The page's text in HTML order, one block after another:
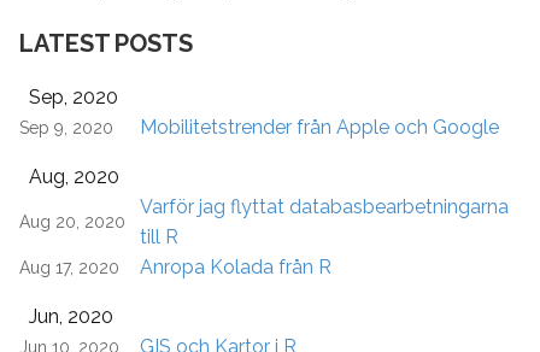
LATEST POSTS
Sep, 2020
Sep 9, 2020 Mobilitetstrender från Apple och Google
Aug, 2020
Aug 20, 2020
Varför jag flyttat databasbearbetningarna
till R
Aug 17, 2020 Anropa Kolada från R
Jun, 2020
Jun 10, 2020 GIS och Kartor i R